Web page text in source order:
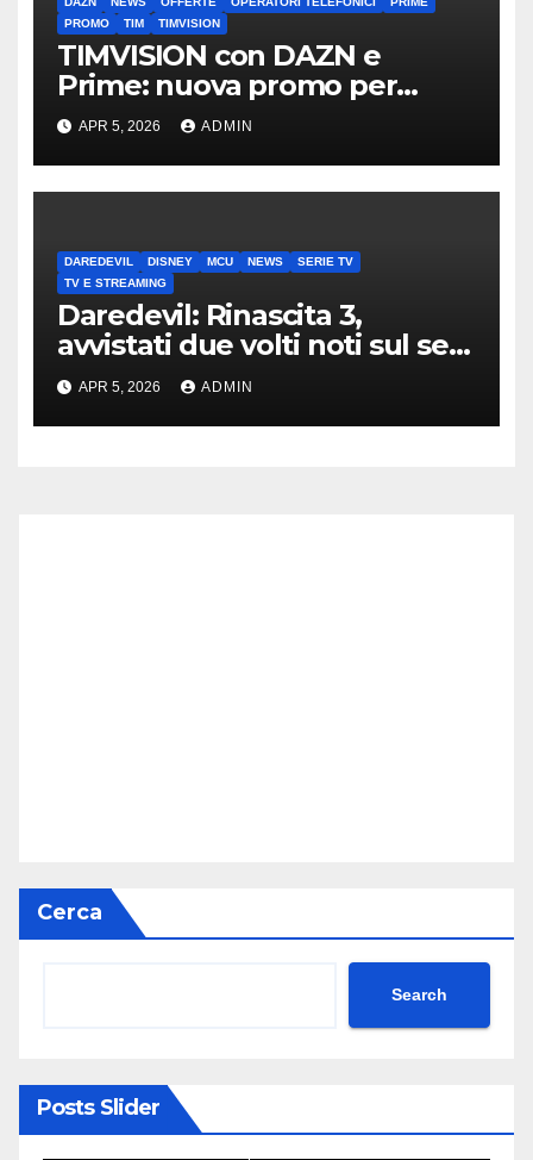
PROMO
TIM TIMVISION
TIMVISION con DAZN e
Prime: nuova promo per
clienti TIM
APR 5, 2026 ADMIN
DAREDEVIL DISNEY MCU NEWS
SERIE TV
TV E STREAMING
Daredevil: Rinascita 3,
avvistati due volti noti sul set
di New York
APR 5, 2026 ADMIN
Cerca
Search
Posts Slider